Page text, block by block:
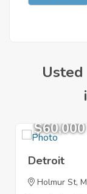
$60,000
Detroit
Holmur St,